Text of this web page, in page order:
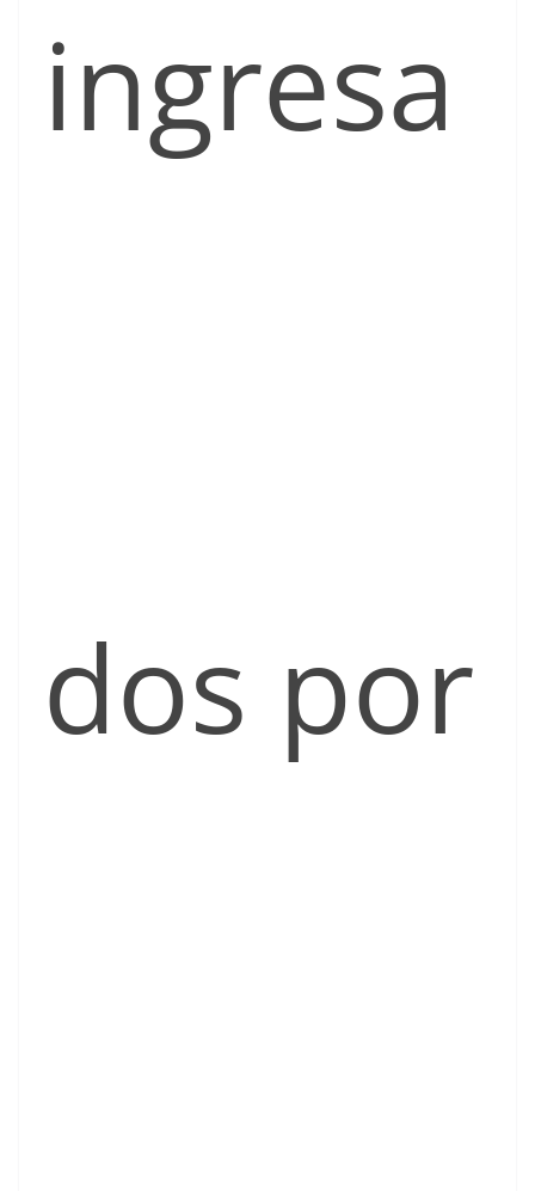
ingresa
dos por